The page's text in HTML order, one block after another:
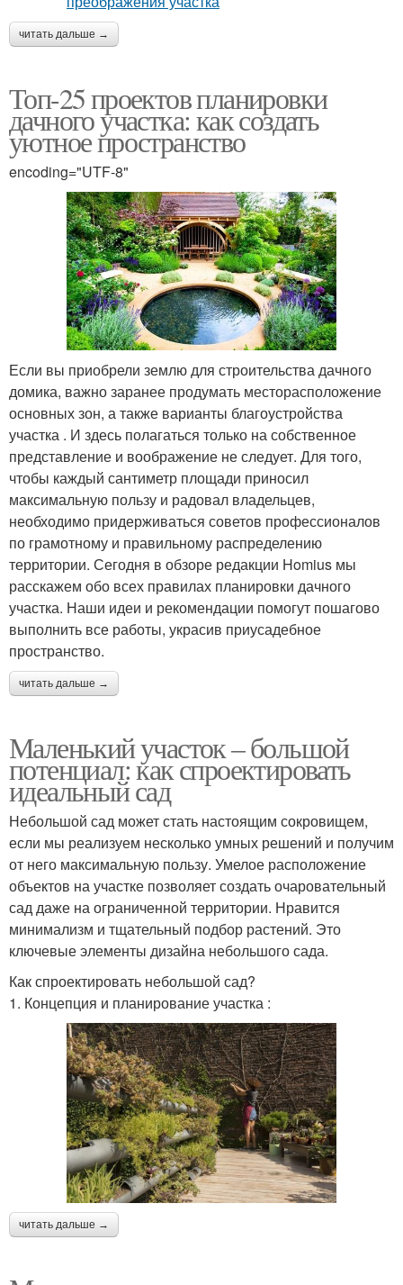
читать дальше →
Топ-25 проектов планировки
дачного участка: как создать
уютное пространство
encoding="UTF-8"
Если вы приобрели землю для строительства дачного
домика, важно заранее продумать месторасположение
основных зон, а также варианты благоустройства
участка . И здесь полагаться только на собственное
представление и воображение не следует. Для того,
чтобы каждый сантиметр площади приносил
максимальную пользу и радовал владельцев,
необходимо придерживаться советов профессионалов
по грамотному и правильному распределению
территории. Сегодня в обзоре редакции Homius мы
расскажем обо всех правилах планировки дачного
участка. Наши идеи и рекомендации помогут пошагово
выполнить все работы, украсив приусадебное
пространство.
читать дальше →
Маленький участок – большой
потенциал: как спроектировать
идеальный сад
Небольшой сад может стать настоящим сокровищем,
если мы реализуем несколько умных решений и получим
от него максимальную пользу. Умелое расположение
объектов на участке позволяет создать очаровательный
сад даже на ограниченной территории. Нравится
минимализм и тщательный подбор растений. Это
ключевые элементы дизайна небольшого сада.
Как спроектировать небольшой сад?
1. Концепция и планирование участка :
читать дальше →